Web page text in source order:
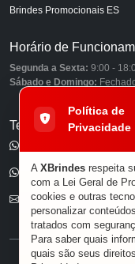
Brindes Promocionais ES
Horário de
Segunda a Sexta: 9:00 -
Sábado e Domingo:
Telefones
(11) 96585-7462
E-mail
Política de
Privacidade
A XBrindes respeita
com a Lei Geral de
cookies e outras
personalizar
tratados com
Para saber quais
quais são seus